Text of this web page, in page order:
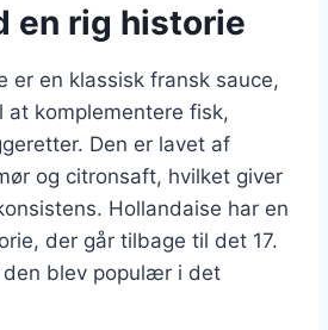
en rig historie
er en klassisk fransk sauce,
at komplementere fisk,
Den er lavet af
og citronsaft, hvilket giver
Hollandaise har en
der går tilbage til det 17.
den blev populær i det